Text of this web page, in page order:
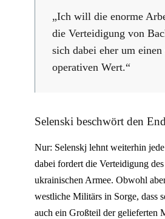
„Ich will die enorme
die Verteidigung von
sich dabei eher um
operativen Wert.“
Selenski beschwört den
Nur: Selenskj lehnt weiterhin
dabei fordert die Verteidigung
ukrainischen Armee. Obwohl
westliche Militärs in Sorge, dass
auch ein Großteil der gelieferten